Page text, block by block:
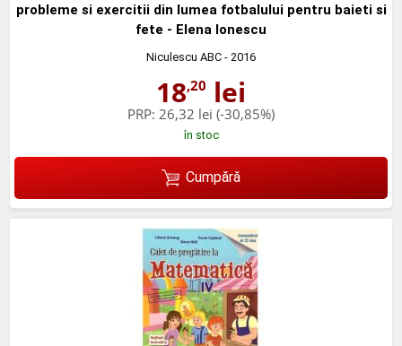
probleme si exercitii din lumea fotbalului pentru baieti si
fete - Elena Ionescu
Niculescu ABC - 2016
18,20 lei
PRP: 26,32 lei (-30,85%)
în stoc
Cumpără